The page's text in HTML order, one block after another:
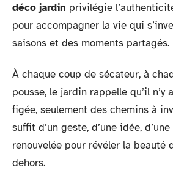
déco jardin privilégie
pour accompagner la vie qui
saisons et des moments partagés.
À chaque coup de sécateur, à
pousse, le jardin rappelle qu’il n’y
figée, seulement des chemins à
suffit d’un geste, d’une idée,
renouvelée pour révéler la beauté
dehors.